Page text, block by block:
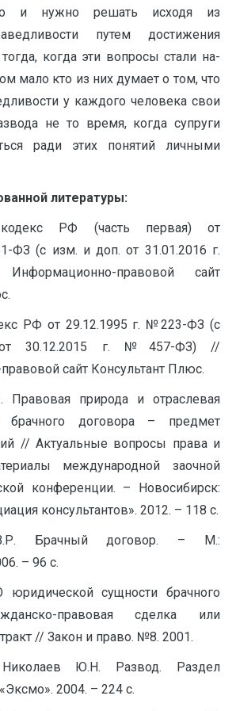
и нужно решать исходя из
путем достижения
когда эти вопросы стали на­
мало кто из них думает о том, что
у каждого человека свои
не то время, когда супруги
ради этих понятий личными
литературы:
кодекс РФ (часть первая) от
ФЗ (с изм. и доп. от 31.01.2016 г.
правовой сайт
РФ от 29.12.1995 г. №223-ФЗ (с
30.12.2015 г. №457-ФЗ) //
сайт Консультант Плюс.
Правовая природа и отраслевая
брачного договора – предмет
// Актуальные вопросы права и
международной заочной
конференции. – Новосибирск:
консультантов». 2012. – 118 с.
Брачный договор. – М.:
– 96 с.
юридической сущности брачного
правовая сделка или
// Закон и право. №8. 2001.
Ю.Н. Развод. Раздел
2004. – 224 с.